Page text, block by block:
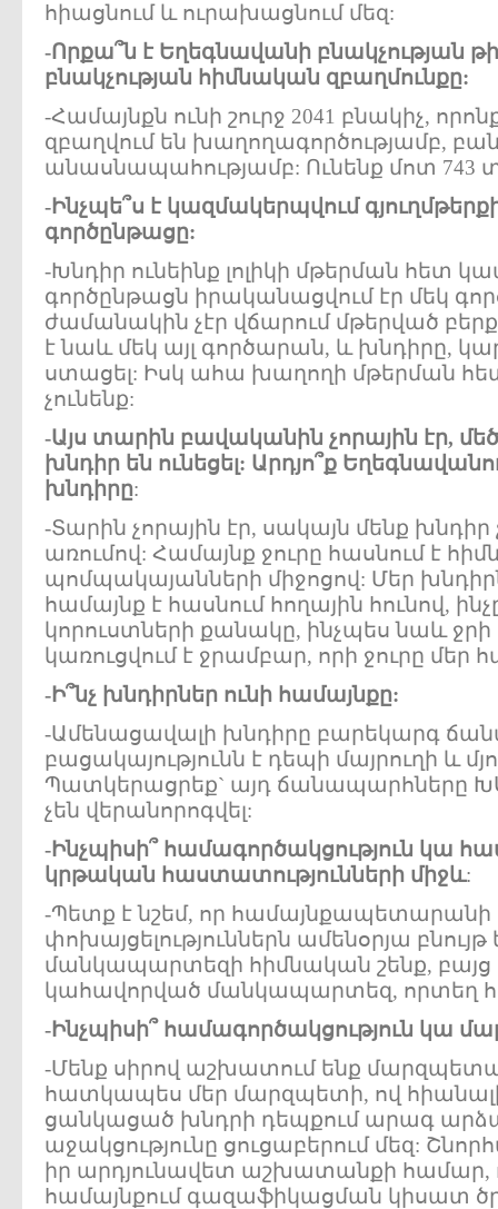
հիացնում և ուրախացնում մեզ:
-Որքա՞ն է Եղեգնավանի բնակչության
բնակչության հիմնական զբաղմունքը:
-Համայնքն ունի շուրջ 2041 բնակիչ,
զբաղվում են խաղողագործությամբ,
անասնապահությամբ: Ունենք մոտ 743
-Ինչպե՞ս է կազմակերպվում
գործընթացը:
-Խնդիր ունեինք լոլիկի մթերման հետ
գործընթացն իրականացվում էր մեկ
ժամանակին չէր վճարում մթերված
է նաև մեկ այլ գործարան, և խնդիրը,
ստացել: Իսկ ահա խաղողի մթերման
չունենք:
-Այս տարին բավականին չորային էր,
խնդիր են ունեցել: Արդյո՞ք
խնդիրը:
-Տարին չորային էր, սակայն մենք խնդիր
առումով: Համայնք ջուրը հասնում է
պոմպակայանների միջոցով: Մեր խնդիրն
համայնք է հասնում հողային հունով,
կորուստների քանակը, ինչպես նաև ջրի
կառուցվում է ջրամբար, որի ջուրը մեր
-Ի՞նչ խնդիրներ ունի համայնքը:
-Ամենացավալի խնդիրը բարեկարգ
բացակայությունն է դեպի մայրուղի և
Պատկերացրեք` այդ ճանապարհները
չեն վերանորոգվել:
-Ինչպիսի՞ համագործակցություն կա
կրթական հաստատությունների միջև:
-Պետք է նշեմ, որ համայնքապետարանի
փոխայցելություններն ամենօրյա բնույթ
մանկապարտեզի հիմնական շենք, բայց
կահավորված մանկապարտեզ, որտեղ
-Ինչպիսի՞ համագործակցություն կա
-Մենք սիրով աշխատում ենք
հատկապես մեր մարզպետի, ով հիանալի
ցանկացած խնդրի դեպքում արագ
աջակցությունը ցուցաբերում մեզ:
իր արդյունավետ աշխատանքի համար,
համայնքում գազաֆիկացման կիսատ